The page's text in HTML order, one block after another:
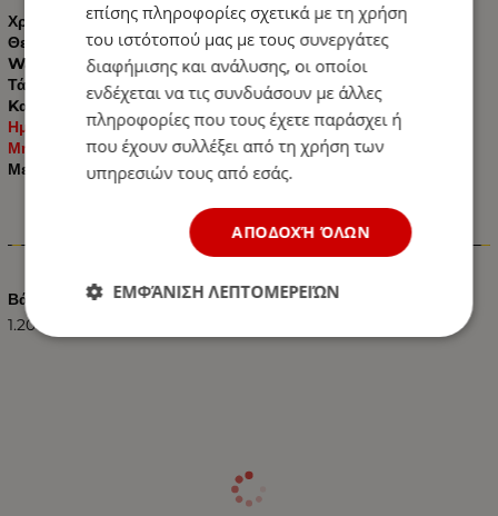
Χρώμα: Λευκό /Πορτοκαλί
Θερμοκρασία Χρώματος: 6000 - 6500k Λευκό
Watt:
48W
Τάση:
10-30V DC
Kατάλληλος για όλα τα Αυτοκίνητα:Pick-Up / Offroads /
Ημιφορτηγά / Φορτηγά / Λεωφορεία / Τρακτέρ – Γεωργικά
Μηχανήματα / Σκάφη – Αλιευτικά και για Πυροφάνι
Με Πιστοποιητικά CE & RoHS
Χαρακτηριστικά
Βάρος (kg.)
1.20
επίσης πληροφορίες σχετικά με τη χρήση
του ιστότοπού μας με τους συνεργάτες
διαφήμισης και ανάλυσης, οι οποίοι
ενδέχεται να τις συνδυάσουν με άλλες
πληροφορίες που τους έχετε παράσχει ή
που έχουν συλλέξει από τη χρήση των
υπηρεσιών τους από εσάς.
ΑΠΟΔΟΧΉ ΌΛΩΝ
ΕΜΦΆΝΙΣΗ ΛΕΠΤΟΜΕΡΕΙΏΝ